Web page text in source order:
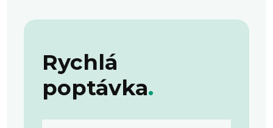
Rychlá
poptávka.